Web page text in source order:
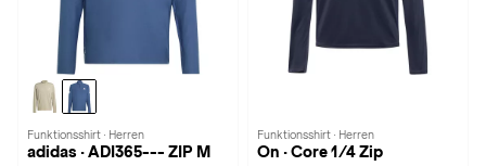
Funktionsshirt · Herren
adidas · ADI365--- ZIP M
Funktionsshirt · Herren
On · Core 1/4 Zip